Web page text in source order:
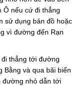
Ô nếu cứ đi thẳng
sử dụng bản đồ hoặc
vì đường đến Rạn
thẳng tới đường
và qua bãi biển
đường nhỏ dẫn tới